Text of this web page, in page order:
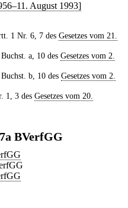
August 1993]
1 Nr. 6, 7 des Gesetzes vom 21.
a, 10 des Gesetzes vom 2.
b, 10 des Gesetzes vom 2.
1, 3 des Gesetzes vom 20.
BVerfGG